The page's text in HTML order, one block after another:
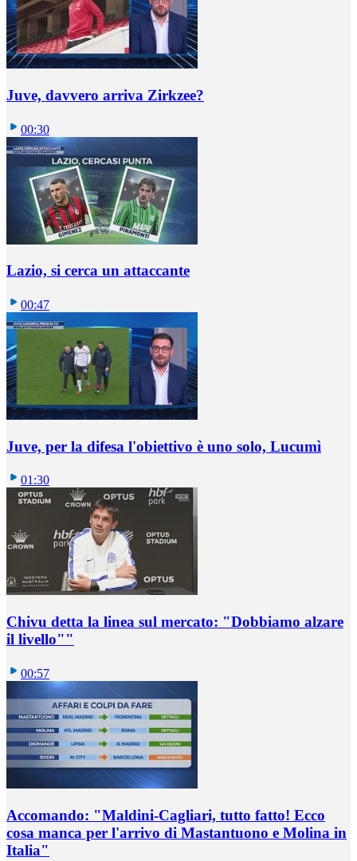
Juve, davvero arriva Zirkzee?
00:30
Lazio, si cerca un attaccante
00:47
Juve, per la difesa l'obiettivo è uno solo, Lucumì
01:30
Chivu detta la linea sul mercato: "Dobbiamo alzare
il livello""
00:57
Accomando: "Maldini-Cagliari, tutto fatto! Ecco
cosa manca per l'arrivo di Mastantuono e Molina in
Italia"